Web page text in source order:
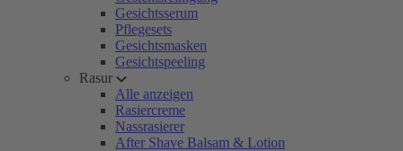
Gesichtsserum
Pflegesets
Gesichtsmasken
Gesichtspeeling
Rasur
Alle anzeigen
Rasiercreme
Nassrasierer
After Shave Balsam & Lotion